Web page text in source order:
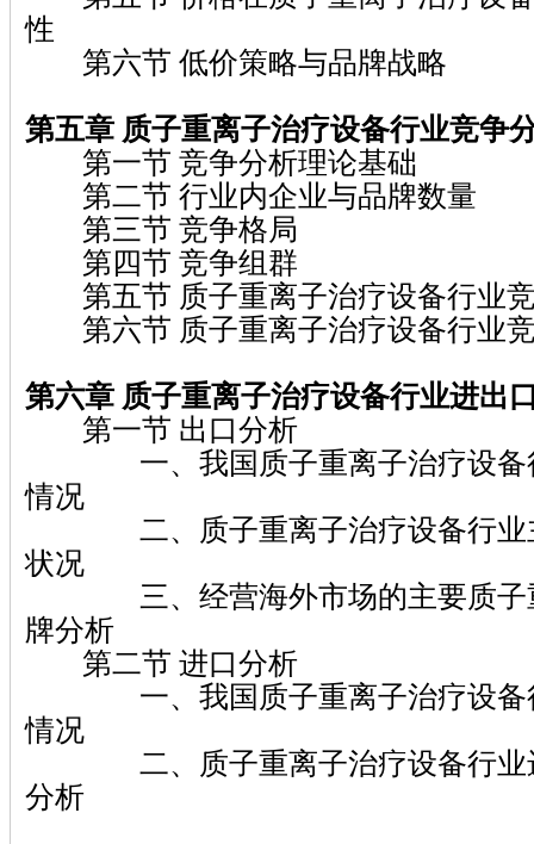
性
第六节 低价策略与品牌战略
第五章 质子重离子治疗设备行业竞争
第一节 竞争分析理论基础
第二节 行业内企业与品牌数量
第三节 竞争格局
第四节 竞争组群
第五节 质子重离子治疗设备行业
第六节 质子重离子治疗设备行业
第六章 质子重离子治疗设备行业进出
第一节 出口分析
一、我国质子重离子治疗设备
情况
二、质子重离子治疗设备行业
状况
三、经营海外市场的主要质子
牌分析
第二节 进口分析
一、我国质子重离子治疗设备
情况
二、质子重离子治疗设备行业
分析